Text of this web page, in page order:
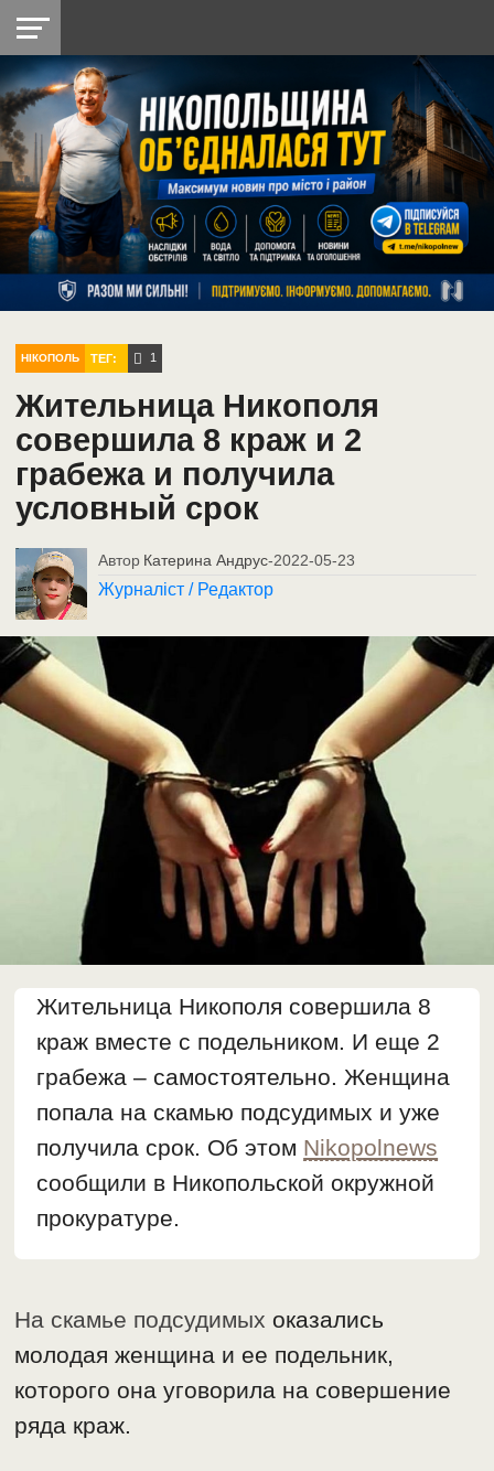
НІКОПОЛЬ
РАЙОН
СІЧЕСЛАВСЬКА
УКРАЇНА
РЕТРО
НІКОПОЛЬ
ЛАЙТ
УКРАЇНА
ДОПОМОГА
РАДІО
НІКОПОЛЬ ТЕГ: 1
Жительница Никополя
совершила 8 краж и 2
грабежа и получила
условный срок
Автор Катерина Андрус-2022-05-23
Журналіст / Редактор
Жительница Никополя совершила 8
краж вместе с подельником. И еще 2
грабежа – самостоятельно. Женщина
попала на скамью подсудимых и уже
получила срок. Об этом Nikopolnews
сообщили в Никопольской окружной
прокуратуре.
На скамье подсудимых оказались
молодая женщина и ее подельник,
которого она уговорила на совершение
ряда краж.